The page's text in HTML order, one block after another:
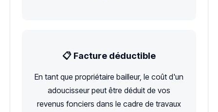
📋 Facture déductible
En tant que propriétaire bailleur, le coût d'un
adoucisseur peut être déduit de vos
revenus fonciers dans le cadre de travaux